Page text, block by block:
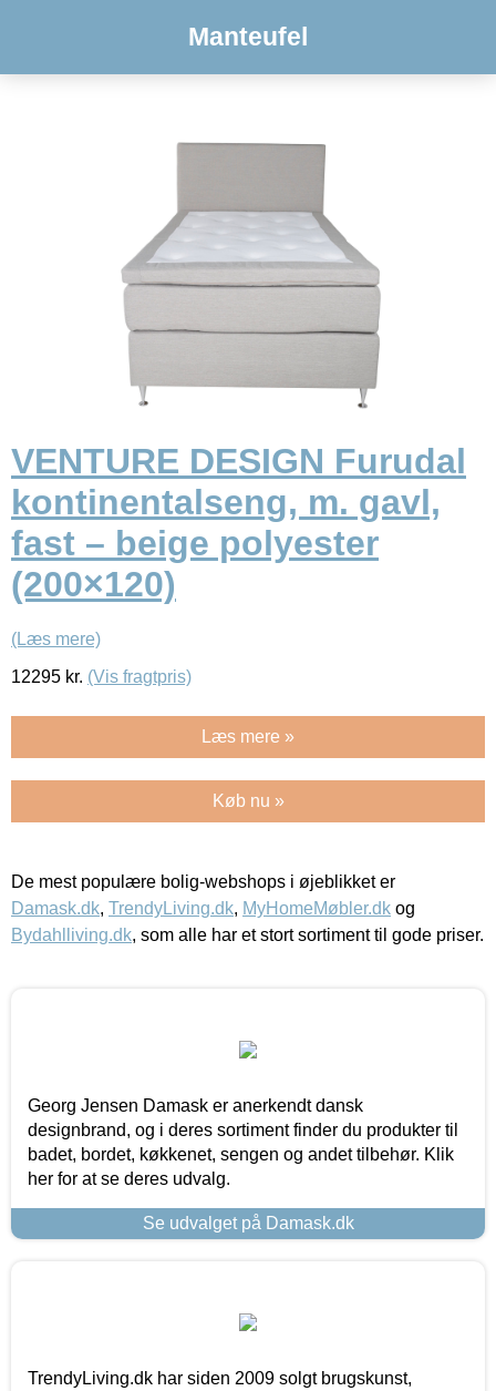
Manteufel
VENTURE DESIGN Furudal
kontinentalseng, m. gavl,
fast – beige polyester
(200×120)
(Læs mere)
12295 kr. (Vis fragtpris)
Læs mere »
Køb nu »
De mest populære bolig-webshops i øjeblikket er
Damask.dk, TrendyLiving.dk, MyHomeMøbler.dk og
Bydahlliving.dk, som alle har et stort sortiment til gode priser.
Georg Jensen Damask er anerkendt dansk
designbrand, og i deres sortiment finder du produkter til
badet, bordet, køkkenet, sengen og andet tilbehør. Klik
her for at se deres udvalg.
Se udvalget på Damask.dk
TrendyLiving.dk har siden 2009 solgt brugskunst,